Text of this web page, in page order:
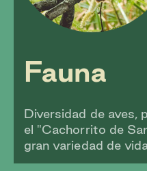
Fauna
Diversidad de aves,
el "Cachorrito de
gran variedad de